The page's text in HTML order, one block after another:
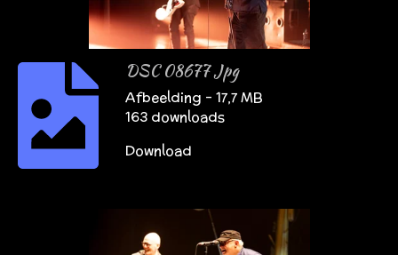
DSC 08677 Jpg
Afbeelding – 17,7 MB
163 downloads
Download